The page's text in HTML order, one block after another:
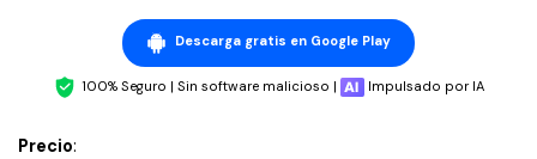
Descarga gratis en Google Play
100% Seguro | Sin software malicioso | Impulsado por IA
Precio: